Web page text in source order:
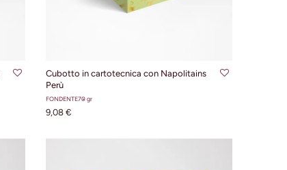
Cubotto in cartotecnica con Napolitains
Perù
FONDENTE70 gr
9,08 €